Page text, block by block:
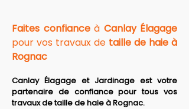
Faites confiance à Canlay Élagage
pour vos travaux de taille de haie à
Rognac
Canlay Élagage et Jardinage est votre
partenaire de confiance pour tous vos
travaux de taille de haie à Rognac.